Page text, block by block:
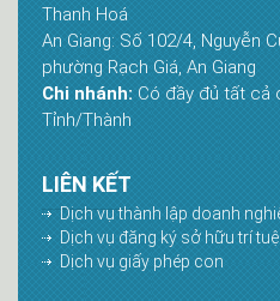
Thanh Hoá
An Giang: Số 102/4, Nguyễn
phường Rạch Giá, An Giang
Chi nhánh: Có đầy đủ tất cả
Tỉnh/Thành
LIÊN KẾT
Dịch vụ thành lập doanh
Dịch vụ đăng ký sở hữu trí tuệ
Dịch vụ giấy phép con